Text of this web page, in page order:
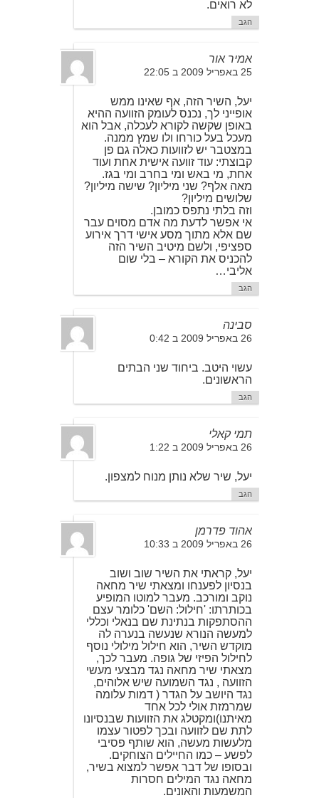
לא רואים.
הגב
אמיר אור
25 באפריל 2009 ב 22:05
יעל, השיר הזה, אף שאינו ממש
אופייני לך, נכנס לעומק הזוועה ההיא
באופן שקשה לקורא לעכלה, אבל הוא
מעכל בעל כורחו ולו שמץ ממנה.
במצטבר יש לזוועות כאלה גם פן
קבוצתי: עוד זוועה אישית אחת ועוד
אחת, מי באש ומי בחרב ומי בגז.
מאה אלף? שני מיליון? שישה מיליון?
שלושים מיליון?
וזה בלתי נתפס כמובן.
אי אפשר לדעת מה אדם מסוים עבר
שם אלא מתוך מסע אישי דרך אירוע
ספציפי, ולשם מיטיב השיר הזה
להכניס את הקורא – בלי שום
אליבי…
הגב
סבינה
26 באפריל 2009 ב 0:42
עשוי היטב. ביחוד שני הבתים
הראשונים.
הגב
תמי קאלי
26 באפריל 2009 ב 1:22
יעל, שיר שלא נותן מנוח למצפון.
הגב
אהוד פדרמן
26 באפריל 2009 ב 10:33
יעל, קראתי את השיר שוב ושוב
בנסיון לפענחו ומצאתי שיר מחאה
נוקב ומורכב. מעבר למוטו המופיע
בכותרתו: 'חילול: השם' כלומר עצם
ההסתפקות בנתינת שם בנאלי וכללי
למעשה הנורא שנעשה בנערה לה
מוקדש השיר, הוא חילול מילולי נוסף
לחילול הפיזי של גופה. מעבר לכך,
מצאתי שיר מחאה נגד מבצעי מעשי
הזוועה , נגד השמועה שיש אלוהים,
נגד היושב על הגדר ( דמות עלומה
שמרמזת אולי לכל אחד
מאיתנו)ומקטלג את הזוועות שבנסיונו
לתת שם לזוועה ובכך לפטור עצמו
מלעשות מעשה, הוא שותף פסיבי
לפשע – כמו החיילים הצוחקים.
ובסופו של דבר אפשר למצוא בשיר,
מחאה נגד המילים חסרות
המשמעות והאונים.